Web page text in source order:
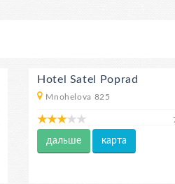
Hotel Satel Poprad
Mnohelova 825
дальше карта